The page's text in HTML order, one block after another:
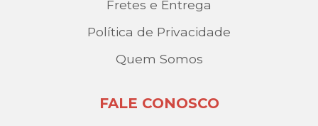
Fretes e Entrega
Política de Privacidade
Quem Somos
FALE CONOSCO